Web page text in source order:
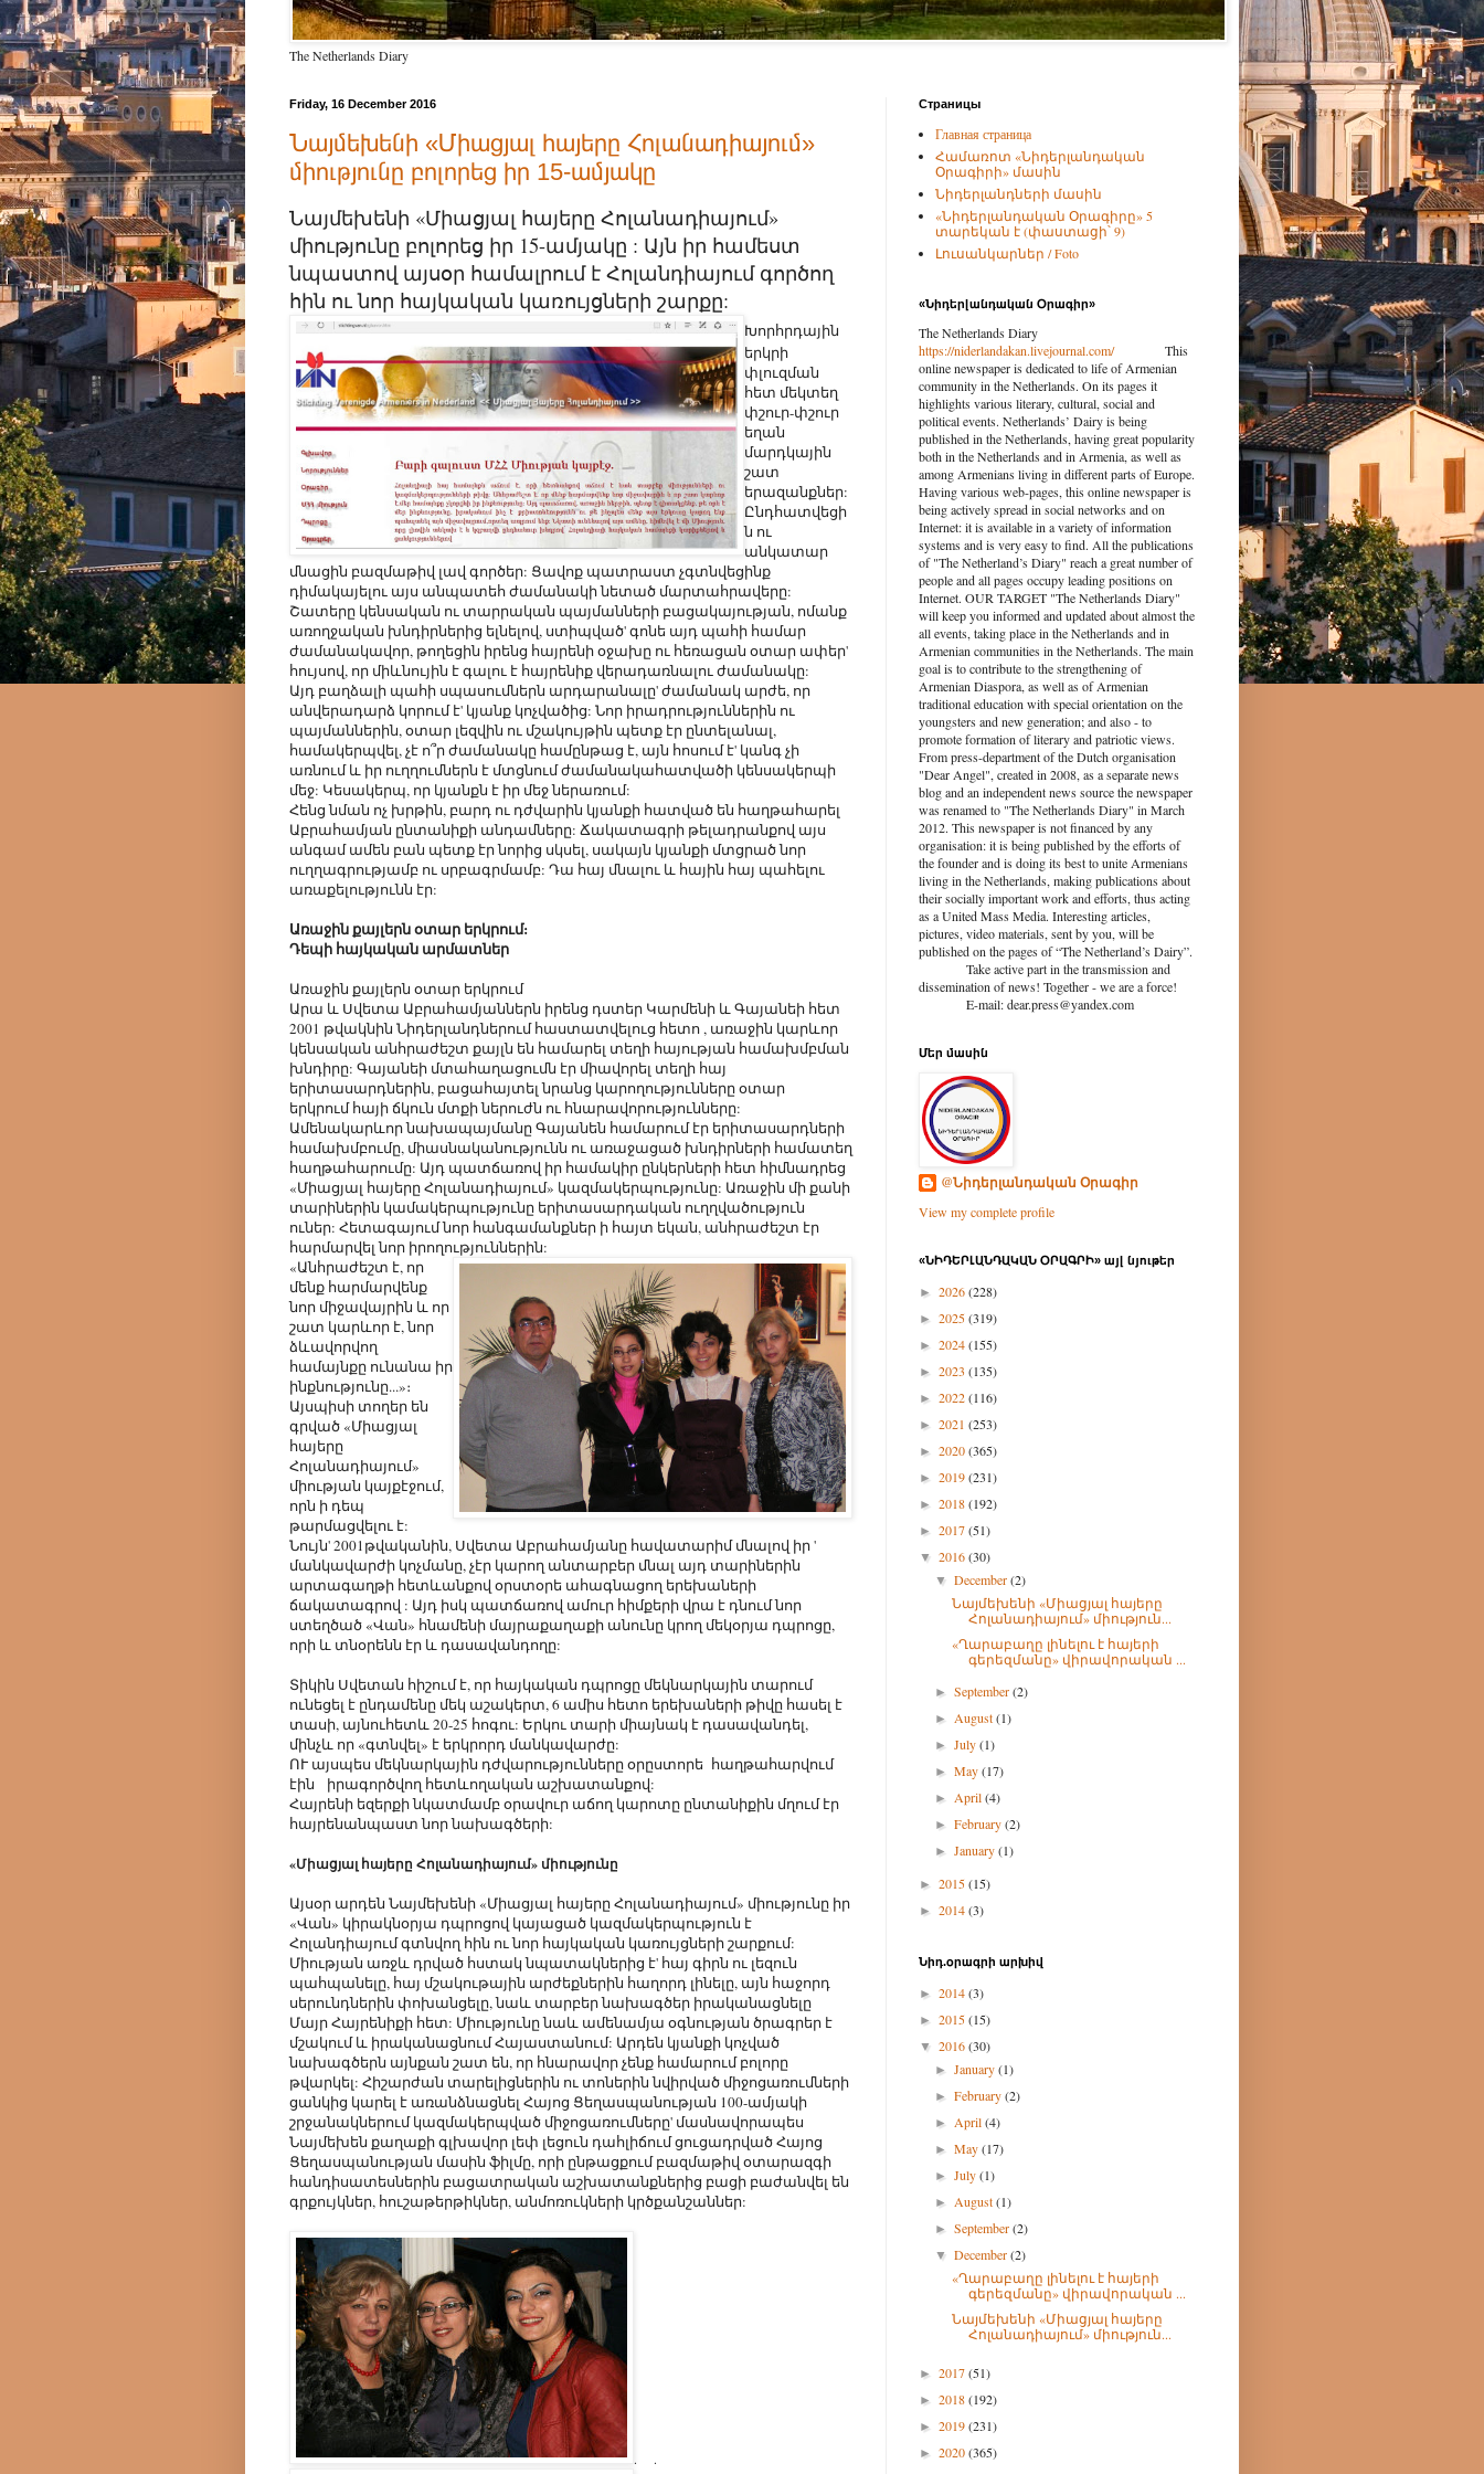
The Netherlands Diary
Friday, 16 December 2016
Նայմեխենի «Միացյալ հայերը Հոլանադիայում»
միությունը բոլորեց իր 15-ամյակը
Նայմեխենի «Միացյալ հայերը Հոլանադիայում»
միությունը բոլորեց իր 15-ամյակը : Այն իր համեստ
նպաստով այսօր համալրում է Հոլանդիայում գործող
հին ու նոր հայկական կառույցների շարքը:
Խորհրդային
երկրի
փլուզման
հետ մեկտեղ
փշուր-փշուր
եղան
մարդկային
շատ
երազանքներ:
Ընդհատվեցի
ն ու
անկատար
մնացին բազմաթիվ լավ գործեր: Ցավոք պատրաստ չգտնվեցինք
դիմակայելու այս անպատեհ ժամանակի նետած մարտահրավերը:
Շատերը կենսական ու տարրական պայմանների բացակայության, ոմանք
առողջական խնդիրներից ելնելով, ստիպված' գոնե այդ պահի համար
ժամանակավոր, թողեցին իրենց հայրենի օջախը ու հեռացան օտար ափեր'
հույսով, որ միևնույին է գալու է հայրենիք վերադառնալու ժամանակը:
Այդ բաղձալի պահի սպասումներն արդարանալը' ժամանակ արժե, որ
անվերադարձ կորում է' կյանք կոչվածից: Նոր իրադրություններին ու
պայմաններին, օտար լեզվին ու մշակույթին պետք էր ընտելանալ,
համակերպվել, չէ ո՞ր ժամանակը համընթաց է, այն հոսում է' կանգ չի
առնում և իր ուղղումներն է մտցնում ժամանակահատվածի կենսակերպի
մեջ: Կեսակերպ, որ կյանքն է իր մեջ ներառում:
Հենց նման ոչ խրթին, բարդ ու դժվարին կյանքի հատված են հաղթահարել
Աբրահամյան ընտանիքի անդամները: Ճակատագրի թելադրանքով այս
անգամ ամեն բան պետք էր նորից սկսել, սակայն կյանքի մտցրած նոր
ուղղագրությամբ ու սրբագրմամբ: Դա հայ մնալու և հային հայ պահելու
առաքելությունն էր:
Առաջին քայլերն օտար երկրում:
Դեպի հայկական արմատներ
Առաջին քայլերն օտար երկրում
Արա և Սվետա Աբրահամյաններն իրենց դստեր Կարմենի և Գայանեի հետ
2001 թվակնին Նիդերլանդներում հաստատվելուց հետո , առաջին կարևոր
կենսական անհրաժեշտ քայլն են համարել տեղի հայության համախմբման
խնդիրը: Գայանեի մտահաղացումն էր միավորել տեղի հայ
երիտասարդներին, բացահայտել նրանց կարողությունները օտար
երկրում հայի ճկուն մտքի ներուժն ու հնարավորությունները:
Ամենակարևոր նախապայմանը Գայանեն համարում էր երիտասարդների
համախմբումը, միասնականությունն ու առաջացած խնդիրների համատեղ
հաղթահարումը: Այդ պատճառով իր համակիր ընկերների հետ հիմնադրեց
«Միացյալ հայերը Հոլանադիայում» կազմակերպությունը: Առաջին մի քանի
տարիներին կամակերպությունը երիտասարդական ուղղվածություն
ուներ: Հետագայում նոր հանգամանքներ ի հայտ եկան, անհրաժեշտ էր
հարմարվել նոր իրողություններին:
«Անհրաժեշտ է, որ
մենք հարմարվենք
նոր միջավայրին և որ
շատ կարևոր է, նոր
ձևավորվող
համայնքը ունանա իր
ինքնությունը...»։
Այսպիսի տողեր են
գրված «Միացյալ
հայերը
Հոլանադիայում»
միության կայքէջում,
որն ի դեպ
թարմացվելու է:
Նույն' 2001թվականին, Սվետա Աբրահամյանը հավատարիմ մնալով իր '
մանկավարժի կոչմանը, չէր կարող անտարբեր մնալ այդ տարիներին
արտագաղթի հետևանքով օրստօրե ահագնացող երեխաների
ճակատագրով : Այդ իսկ պատճառով ամուր հիմքերի վրա է դնում նոր
ստեղծած «Վան» հնամենի մայրաքաղաքի անունը կրող մեկօրյա դպրոցը,
որի և տնօրենն էր և դասավանդողը:
Տիկին Սվետան հիշում է, որ հայկական դպրոցը մեկնարկային տարում
ունեցել է ընդամենը մեկ աշակերտ, 6 ամիս հետո երեխաների թիվը հասել է
տասի, այնուհետև 20-25 հոգու: Երկու տարի միայնակ է դասավանդել,
մինչև որ «գտնվել» է երկրորդ մանկավարժը:
ՈՒ այսպես մեկնարկային դժվարությունները օրըստորե հաղթահարվում
էին իրագործվող հետևողական աշխատանքով:
Հայրենի եզերքի նկատմամբ օրավուր աճող կարոտը ընտանիքին մղում էր
հայրենանպաստ նոր նախագծերի:
«Միացյալ հայերը Հոլանադիայում» միությունը
Այսօր արդեն Նայմեխենի «Միացյալ հայերը Հոլանադիայում» միությունը իր
«Վան» կիրակնօրյա դպրոցով կայացած կազմակերպություն է
Հոլանդիայում գտնվող հին ու նոր հայկական կառույցների շարքում:
Միության առջև դրված հստակ նպատակներից է' հայ գիրն ու լեզուն
պահպանելը, հայ մշակութային արժեքներին հաղորդ լինելը, այն հաջորդ
սերունդներին փոխանցելը, նաև տարբեր նախագծեր իրականացնելը
Մայր Հայրենիքի հետ: Միությունը նաև ամենամյա օգնության ծրագրեր է
մշակում և իրականացնում Հայաստանում: Արդեն կյանքի կոչված
նախագծերն այնքան շատ են, որ հնարավոր չենք համարում բոլորը
թվարկել: Հիշարժան տարելիցներին ու տոներին նվիրված միջոցառումների
ցանկից կարել է առանձնացնել Հայոց Ցեղասպանության 100-ամյակի
շրջանակներում կազմակերպված միջոցառումները' մասնավորապես
Նայմեխեն քաղաքի գլխավոր լեփ լեցուն դահլիճում ցուցադրված Հայոց
Ցեղասպանության մասին ֆիլմը, որի ընթացքում բազմաթիվ օտարազգի
հանդիսատեսներին բացատրական աշխատանքներից բացի բաժանվել են
գրքույկներ, հուշաթերթիկներ, անմոռուկների կրծքանշաններ:
. .
Страницы
Главная страница
Համառոտ «Նիդերլանդական
Օրագիրի» մասին
Նիդերլանդների մասին
«Նիդերլանդական Օրագիրը» 5
տարեկան է (փաստացի՝ 9)
Լուսանկարներ / Foto
«Նիդերլանդական Օրագիր»
The Netherlands Diary
https://niderlandakan.livejournal.com/This
online newspaper is dedicated to life of Armenian
community in the Netherlands. On its pages it
highlights various literary, cultural, social and
political events. Netherlands’ Dairy is being
published in the Netherlands, having great popularity
both in the Netherlands and in Armenia, as well as
among Armenians living in different parts of Europe.
Having various web-pages, this online newspaper is
being actively spread in social networks and on
Internet: it is available in a variety of information
systems and is very easy to find. All the publications
of "The Netherland’s Diary" reach a great number of
people and all pages occupy leading positions on
Internet. OUR TARGET "The Netherlands Diary"
will keep you informed and updated about almost the
all events, taking place in the Netherlands and in
Armenian communities in the Netherlands. The main
goal is to contribute to the strengthening of
Armenian Diaspora, as well as of Armenian
traditional education with special orientation on the
youngsters and new generation; and also - to
promote formation of literary and patriotic views.
From press-department of the Dutch organisation
"Dear Angel", created in 2008, as a separate news
blog and an independent news source the newspaper
was renamed to "The Netherlands Diary" in March
2012. This newspaper is not financed by any
organisation: it is being published by the efforts of
the founder and is doing its best to unite Armenians
living in the Netherlands, making publications about
their socially important work and efforts, thus acting
as a United Mass Media. Interesting articles,
pictures, video materials, sent by you, will be
published on the pages of “The Netherland’s Dairy”.
Take active part in the transmission and
dissemination of news! Together - we are a force!
E-mail: dear.press@yandex.com
Մեր մասին
@Նիդերլանդական Օրագիր
View my complete profile
«ՆԻԴԵՐԼԱՆԴԱԿԱՆ ՕՐԱԳՐԻ» այլ նյութեր
► 2026(228)
► 2025(319)
► 2024(155)
► 2023 (135)
► 2022(116)
► 2021 (253)
► 2020(365)
► 2019(231)
► 2018(192)
► 2017(51)
▼ 2016(30)
▼December(2)
Նայմեխենի «Միացյալ հայերը
Հոլանադիայում» միություն...
«Ղարաբաղը լինելու է հայերի
գերեզմանը» վիրավորական ...
►September(2)
►August(1)
►July(1)
►May(17)
►April(4)
►February(2)
►January(1)
► 2015(15)
► 2014(3)
Նիդ.օրագրի արխիվ
► 2014(3)
► 2015(15)
▼ 2016(30)
►January(1)
►February(2)
►April(4)
►May(17)
►July(1)
►August(1)
►September(2)
▼December(2)
«Ղարաբաղը լինելու է հայերի
գերեզմանը» վիրավորական ...
Նայմեխենի «Միացյալ հայերը
Հոլանադիայում» միություն...
► 2017(51)
► 2018(192)
► 2019(231)
► 2020(365)